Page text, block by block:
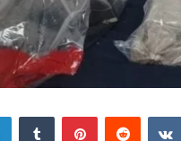
LinkedInTumblr PinterestReddit